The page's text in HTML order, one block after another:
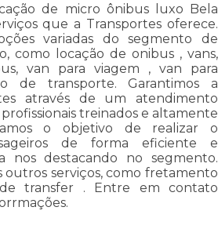
de micro ônibus luxo Bela
que a Transportes oferece.
variadas do segmento de
como locação de onibus , vans,
van para viagem , van para
de transporte. Garantimos a
através de um atendimento
treinados e altamente
o objetivo de realizar o
de forma eficiente e
nos destacando no segmento.
outros serviços, como fretamento
transfer . Entre em contato